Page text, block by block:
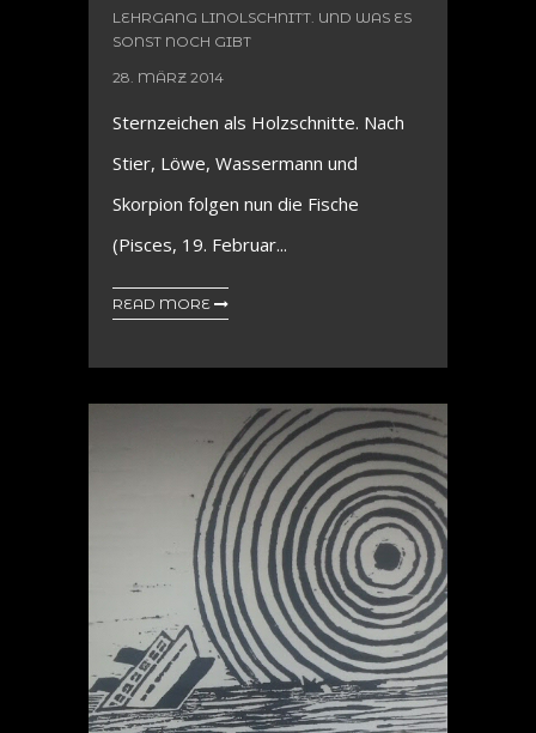
LEHRGANG LINOLSCHNITT. UND WAS ES
SONST NOCH GIBT
28. MÄRZ 2014
Sternzeichen als Holzschnitte. Nach
Stier, Löwe, Wassermann und
Skorpion folgen nun die Fische
(Pisces, 19. Februar...
READ MORE